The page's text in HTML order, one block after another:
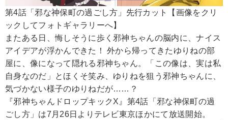
第4話「邪な神保町の過ごし方」先行カット【画像をクリ
ックしてフォトギャラリーへ】
またある日、悔しそうに歩く邪神ちゃんの脳内に、ナイス
アイデアが浮かんできた！ 外から帰ってきたゆりねの部
屋に、像になって隠れる邪神ちゃん。「この像は、実は私
自身なのだ」とほくそ笑み、ゆりねを狙う邪神ちゃんに、
気づかない様子のゆりねだが……？
『邪神ちゃんドロップキックX』第4話「邪な神保町の過
ごし方」は7月26日よりテレビ東京ほかにて放送開始。